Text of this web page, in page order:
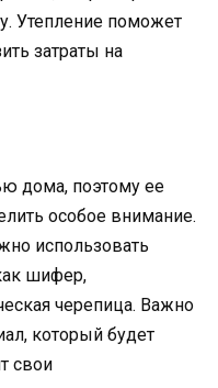
Утепление поможет
затраты на
дома, поэтому ее
особое внимание.
использовать
шифер,
черепица. Важно
который будет
свои